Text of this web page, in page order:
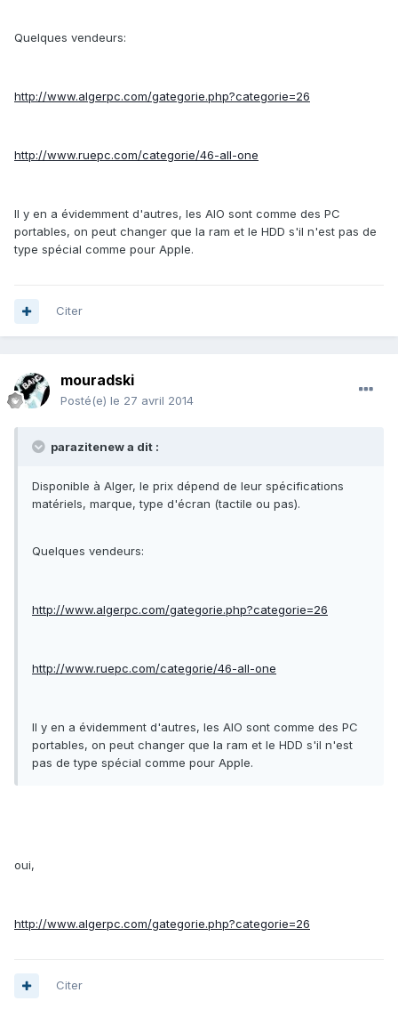
Quelques vendeurs:
http://www.algerpc.com/gategorie.php?categorie=26
http://www.ruepc.com/categorie/46-all-one
Il y en a évidemment d'autres, les AIO sont comme des PC
portables, on peut changer que la ram et le HDD s'il n'est pas de
type spécial comme pour Apple.
Citer
mouradski
Posté(e) le 27 avril 2014
parazitenew a dit :
Disponible à Alger, le prix dépend de leur spécifications
matériels, marque, type d'écran (tactile ou pas).
Quelques vendeurs:
http://www.algerpc.com/gategorie.php?categorie=26
http://www.ruepc.com/categorie/46-all-one
Il y en a évidemment d'autres, les AIO sont comme des PC
portables, on peut changer que la ram et le HDD s'il n'est
pas de type spécial comme pour Apple.
oui,
http://www.algerpc.com/gategorie.php?categorie=26
Citer